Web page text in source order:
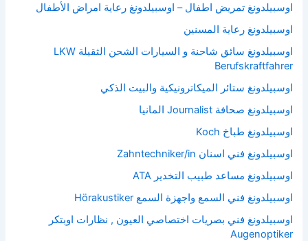
اوسبيلدونغ تمريض اطفال – اوسبيلدونغ رعاية امراض الأطفال
اوسبيلدونغ رعاية المسنين
اوسبيلدونغ سائق شاحنة و السيارات الشحن الثقيلة LKW
Berufskraftfahrer
اوسبيلدونغ ستائر الميكاترونيكية والبيت الذكي
اوسبيلدونغ صحافة Journalist المانيا
اوسبيلدونغ طباخ Koch
اوسبيلدونغ فني اسنان Zahntechniker/in
اوسبيلدونغ مساعد طبيب التخدير ATA
اوسبيلدونغ فني السمع واجهزة السمع Hörakustiker
اوسبيلدونغ فني بصريات اختصاصي العيون , نظارات اوبتكر
Augenoptiker